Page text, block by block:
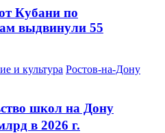
Кубани по
выдвинули 55
и культура Ростов-на-Дону
школ на Дону
в 2026 г.